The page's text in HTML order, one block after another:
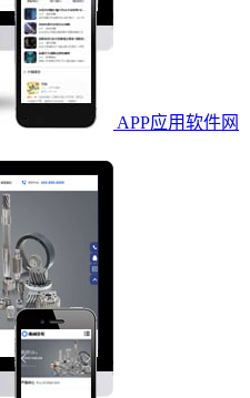
APP应用软件网